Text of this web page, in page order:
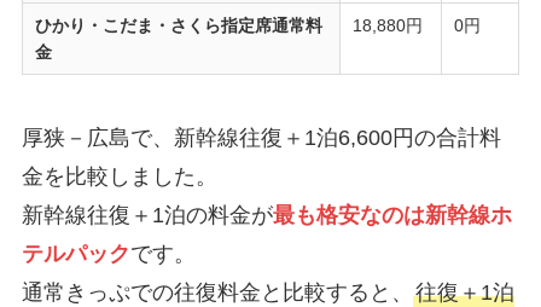
ひかり・こだま・さくら指定席通常料
金
18,880円 0円
厚狭－広島で、新幹線往復＋1泊6,600円の合計料
金を比較しました。
新幹線往復＋1泊の料金が最も格安なのは新幹線ホ
テルパックです。
通常きっぷでの往復料金と比較すると、 往復＋1泊